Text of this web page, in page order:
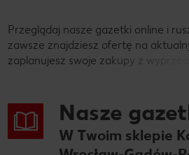
Przeglądaj nasze gazetki online i
zawsze znajdziesz ofertę na
zaplanujesz swoje zakupy z
Nasze
W Twoim sklepie